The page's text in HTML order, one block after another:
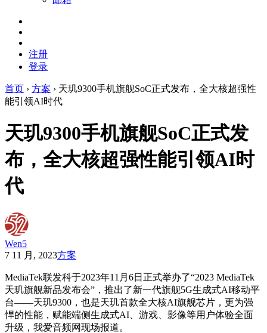
注册
登录
首页 › 方案 › 天玑9300手机旗舰SoC正式发布，全大核超强性
能引领AI时代
天玑9300手机旗舰SoC正式发
布，全大核超强性能引领AI时
代
Wen5
7 11 月, 2023方案
MediaTek联发科于2023年11月6日正式举办了“2023 MediaTek
天玑旗舰新品发布会”，推出了新一代旗舰5G生成式AI移动平
台——天玑9300，也是天玑首款全大核AI旗舰芯片，更为强
悍的性能，赋能端侧生成式AI、游戏、影像等用户体验全面
升级，我爱音频网现场报道。